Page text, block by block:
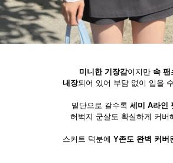
미니한 기장감이지만 속 팬
내장되어 있어 부담 없이 입을
밑단으로 갈수록 세미 A라인
허벅지 군살도 확실하게 커버
스커트 덕분에 Y존도 완벽 커버